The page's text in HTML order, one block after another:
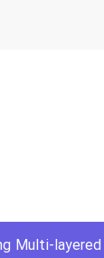
Multi-